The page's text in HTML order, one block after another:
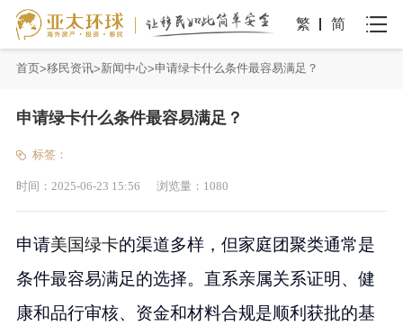
繁 简
首页 移民资讯 新闻中心 申请绿卡什么条件最容易满足？
申请绿卡什么条件最容易满足？
标签：
时间： 2025-06-23 15:56 浏览量： 1080
申请美国绿卡的渠道多样，但家庭团聚类通常是
条件最容易满足的选择。直系亲属关系证明、健
康和品行审核、资金和材料合规是顺利获批的基